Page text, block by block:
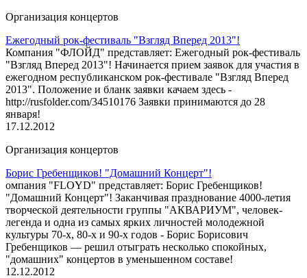
Организация концертов
Ежегодный рок-фестиваль "Взгляд Вперед 2013"!
Компания "ФЛОЙД" представляет: Ежегодный рок-фестиваль
"Взгляд Вперед 2013"! Начинается прием заявок для участия в
ежегодном республиканском рок-фестивале "Взгляд Вперед
2013". Положение и бланк заявки качаем здесь -
http://rusfolder.com/34510176 Заявки принимаются до 28
января!
17.12.2012
Организация концертов
Борис Гребенщиков! "Домашний Концерт"!
омпания "FLOYD" представляет: Борис Гребенщиков!
"Домашний Концерт"! Заканчивая празднование 4000-летия
творческой деятельности группы "АКВАРИУМ", человек-
легенда и одна из самых ярких личностей молодежной
культуры 70-х, 80-х и 90-х годов - Борис Борисович
Гребенщиков — решил отыграть несколько спокойных,
"домашних" концертов в уменьшенном составе!
12.12.2012